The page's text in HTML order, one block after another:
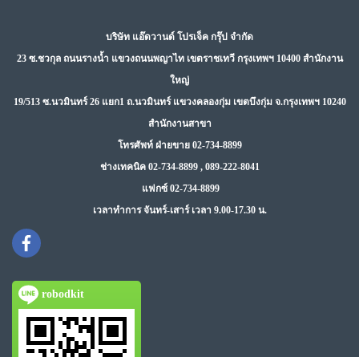
บริษัท แอ๊ดวานด์ โปรเจ็ค กรุ๊ป จำกัด
23 ซ.ชวกุล ถนนรางน้ำ แขวงถนนพญาไท เขตราชเทวี กรุงเทพฯ 10400 สำนักงาน
ใหญ่
19/513 ซ.นวมินทร์ 26 แยก1 ถ.นวมินทร์ แขวงคลองกุ่ม เขตบึงกุ่ม จ.กรุงเทพฯ 10240
สำนักงานสาขา
โทรศัพท์ ฝ่ายขาย 02-734-8899
ช่างเทคนิค 02-734-8899 , 089-222-8041
แฟกซ์ 02-734-8899
เวลาทำการ จันทร์-เสาร์ เวลา 9.00-17.30 น.
robodkit